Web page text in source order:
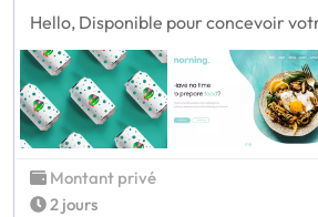
Hello, Disponible pour concevoir
Montant privé
2 jours